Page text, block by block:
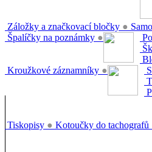
Záložky a značkovací bločky ●
Špalíčky na poznámky ●
Kroužkové záznamníky ●
Tiskopisy ● Kotoučky do tachografů